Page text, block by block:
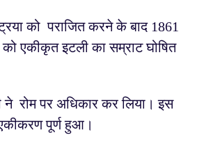
को पराजित करने के बाद 1861
को एकीकृत इटली का सम्राट घोषित
ने रोम पर अधिकार कर लिया। इस
पूर्ण हुआ।